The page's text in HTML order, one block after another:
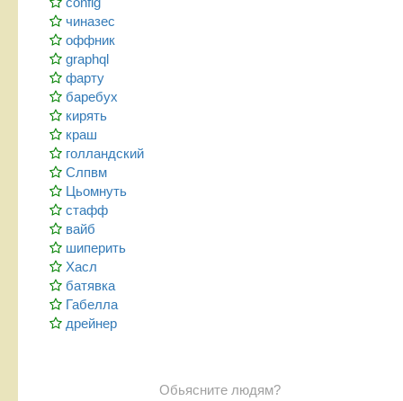
чиназес
оффник
graphql
фарту
баребух
кирять
краш
голландский
Слпвм
Цьомнуть
стафф
вайб
шиперить
Хасл
батявка
Габелла
дрейнер
Обьясните людям?